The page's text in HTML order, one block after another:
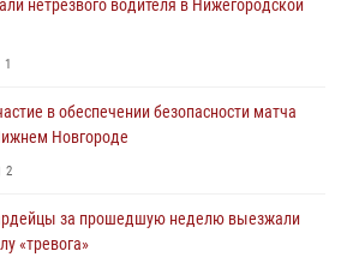
нетрезвого водителя в Нижегородской
1
в обеспечении безопасности матча
Новгороде
2
за прошедшую неделю выезжали
«тревога»